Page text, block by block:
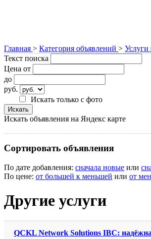
Главная > Категория объявлений > Услуги
Текст поиска
Цена от
до
руб.
Искать только с фото
Искать объявления на Яндекс карте
Сортировать объявления
По дате добавления: сначала новые или
По цене: от большей к меньшей или от
Другие услуги
QCKL Network Solutions IBC: